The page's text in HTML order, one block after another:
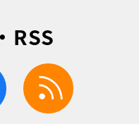
RSS
facebook